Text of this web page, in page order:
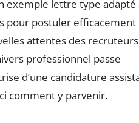
exemple lettre type adapté
pour postuler efficacement
attentes des
professionnel passe
d’une candidature
comment y parvenir.